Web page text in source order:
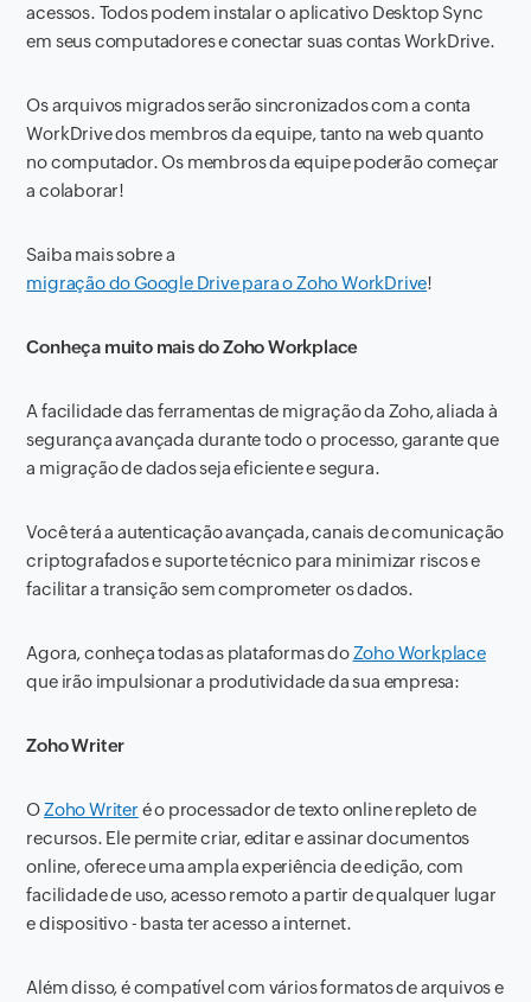
acessos. Todos podem instalar o aplicativo Desktop Sync
em seus computadores e conectar suas contas WorkDrive.
Os arquivos migrados serão sincronizados com a conta
WorkDrive dos membros da equipe, tanto na web quanto
no computador. Os membros da equipe poderão começar
a colaborar!
Saiba mais sobre a
migração do Google Drive para o Zoho WorkDrive!
Conheça muito mais do Zoho Workplace
A facilidade das ferramentas de migração da Zoho, aliada à
segurança avançada durante todo o processo, garante que
a migração de dados seja eficiente e segura.
Você terá a autenticação avançada, canais de comunicação
criptografados e suporte técnico para minimizar riscos e
facilitar a transição sem comprometer os dados.
Agora, conheça todas as plataformas do Zoho Workplace
que irão impulsionar a produtividade da sua empresa:
Zoho Writer
O Zoho Writer é o processador de texto online repleto de
recursos. Ele permite criar, editar e assinar documentos
online, oferece uma ampla experiência de edição, com
facilidade de uso, acesso remoto a partir de qualquer lugar
e dispositivo - basta ter acesso a internet.
Além disso, é compatível com vários formatos de arquivos e